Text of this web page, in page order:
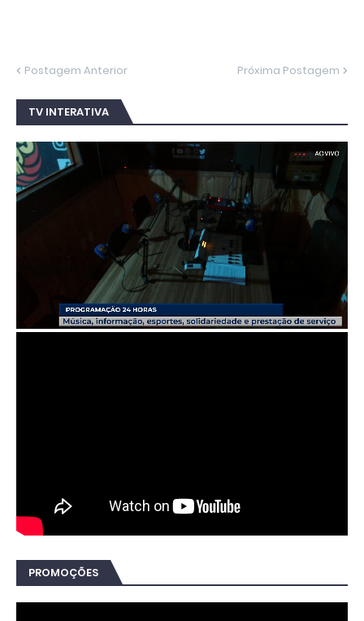
Postagem Anterior Próxima Postagem
TV INTERATIVA
PROMOÇÕES